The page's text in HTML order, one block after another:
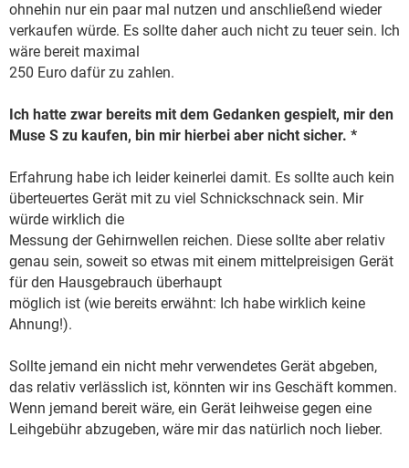
ohnehin nur ein paar mal nutzen und anschließend wieder
verkaufen würde. Es sollte daher auch nicht zu teuer sein. Ich
wäre bereit maximal
250 Euro dafür zu zahlen.
Ich hatte zwar bereits mit dem Gedanken gespielt, mir den
Muse S zu kaufen, bin mir hierbei aber nicht sicher. *
Erfahrung habe ich leider keinerlei damit. Es sollte auch kein
überteuertes Gerät mit zu viel Schnickschnack sein. Mir
würde wirklich die
Messung der Gehirnwellen reichen. Diese sollte aber relativ
genau sein, soweit so etwas mit einem mittelpreisigen Gerät
für den Hausgebrauch überhaupt
möglich ist (wie bereits erwähnt: Ich habe wirklich keine
Ahnung!).
Sollte jemand ein nicht mehr verwendetes Gerät abgeben,
das relativ verlässlich ist, könnten wir ins Geschäft kommen.
Wenn jemand bereit wäre, ein Gerät leihweise gegen eine
Leihgebühr abzugeben, wäre mir das natürlich noch lieber.